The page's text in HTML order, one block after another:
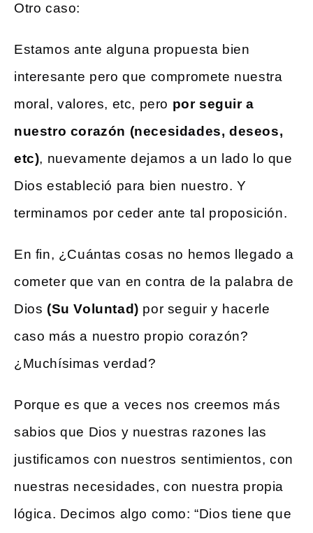
Otro caso:
Estamos ante alguna propuesta bien
interesante pero que compromete nuestra
moral, valores, etc, pero por seguir a
nuestro corazón (necesidades, deseos,
etc), nuevamente dejamos a un lado lo que
Dios estableció para bien nuestro. Y
terminamos por ceder ante tal proposición.
En fin, ¿Cuántas cosas no hemos llegado a
cometer que van en contra de la palabra de
Dios (Su Voluntad) por seguir y hacerle
caso más a nuestro propio corazón?
¿Muchísimas verdad?
Porque es que a veces nos creemos más
sabios que Dios y nuestras razones las
justificamos con nuestros sentimientos, con
nuestras necesidades, con nuestra propia
lógica. Decimos algo como: “Dios tiene que